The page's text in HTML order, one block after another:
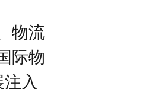
物流
际物
入